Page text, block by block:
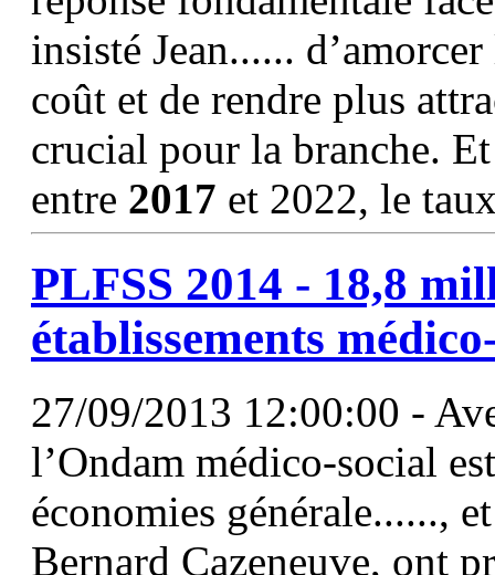
insisté Jean......
coût et de rendre plus
crucial pour la branche.
entre 2017 et 2022, le
PLFSS 2014 - 18,8
établissements
27/09/2013 12:00:00 -
l’Ondam médico-social
économies générale......,
Bernard Cazeneuve, ont